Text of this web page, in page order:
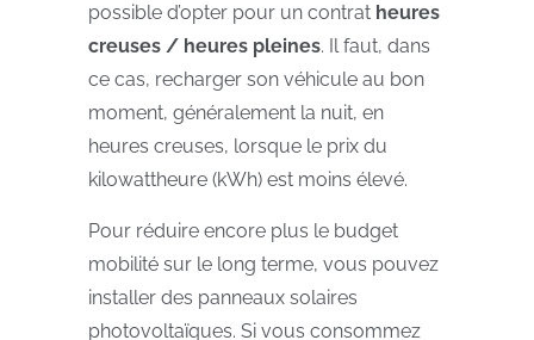
possible d’opter pour un contrat heures
creuses / heures pleines. Il faut, dans
ce cas, recharger son véhicule au bon
moment, généralement la nuit, en
heures creuses, lorsque le prix du
kilowattheure (kWh) est moins élevé.
Pour réduire encore plus le budget
mobilité sur le long terme, vous pouvez
installer des panneaux solaires
photovoltaïques. Si vous consommez